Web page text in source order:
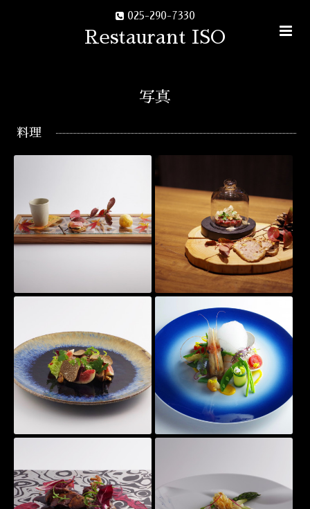
025-290-7330
Restaurant ISO
写真
料理